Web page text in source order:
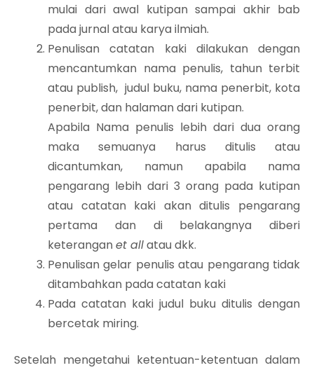
mulai dari awal kutipan sampai akhir bab
pada jurnal atau karya ilmiah.
Penulisan catatan kaki dilakukan dengan
mencantumkan nama penulis, tahun terbit
atau publish, judul buku, nama penerbit, kota
penerbit, dan halaman dari kutipan.
Apabila Nama penulis lebih dari dua orang
maka semuanya harus ditulis atau
dicantumkan, namun apabila nama
pengarang lebih dari 3 orang pada kutipan
atau catatan kaki akan ditulis pengarang
pertama dan di belakangnya diberi
keteranganet allatau dkk.
Penulisan gelar penulis atau pengarang tidak
ditambahkan pada catatan kaki
Pada catatan kaki judul buku ditulis dengan
bercetak miring.
Setelah mengetahui ketentuan-ketentuan dalam